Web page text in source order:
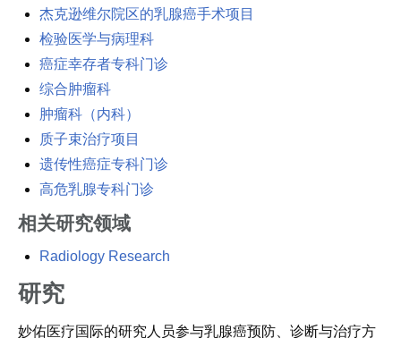
杰克逊维尔院区的乳腺癌手术项目
检验医学与病理科
癌症幸存者专科门诊
综合肿瘤科
肿瘤科（内科）
质子束治疗项目
遗传性癌症专科门诊
高危乳腺专科门诊
相关研究领域
Radiology Research
研究
妙佑医疗国际的研究人员参与乳腺癌预防、诊断与治疗方